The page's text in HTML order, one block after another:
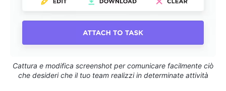
Cattura e modifica screenshot per comunicare facilmente ciò
che desideri che il tuo team realizzi in determinate attività